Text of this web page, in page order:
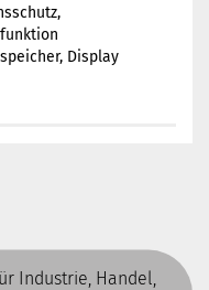
Display
Industrie, Handel,